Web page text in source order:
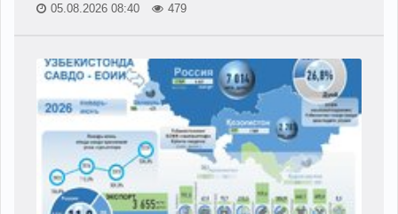
05.08.2026 08:40 479